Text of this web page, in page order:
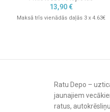
13,90€
Maksā trīs vienādās daļās 3 x 4.63€
Ratu Depo –
jaunajiem
ratus,